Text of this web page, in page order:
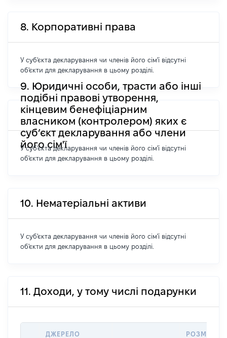
8. Корпоративні права
У суб'єкта декларування чи членів його сім'ї відсутні
об'єкти для декларування в цьому розділі.
9. Юридичні особи, трасти або інші
подібні правові утворення,
кінцевим бенефіціарним
власником (контролером) яких є
суб’єкт декларування або члени
його сім'ї
У суб'єкта декларування чи членів його сім'ї відсутні
об'єкти для декларування в цьому розділі.
10. Нематеріальні активи
У суб'єкта декларування чи членів його сім'ї відсутні
об'єкти для декларування в цьому розділі.
11. Доходи, у тому числі подарунки
ДЖЕРЕЛО
РОЗМІР